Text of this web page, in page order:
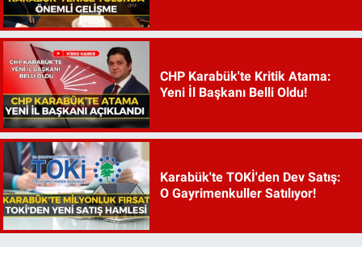
CHP Karabük'te Kritik Atama:
Yeni İl Başkanı Belli Oldu!
Karabük'te TOKİ'den Dev Satış:
O Gayrimenkuller Satılıyor!